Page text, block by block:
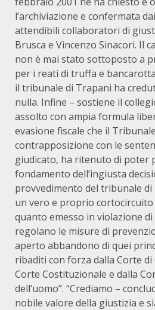
l’archiviazione e confermata
attendibili collaboratori di
Brusca e Vincenzo Sinacori. Il
non è mai stato sottoposto a
per i reati di truffa e
il tribunale di Trapani ha
nulla. Infine – sostiene il
assolto con ampia formula
evasione fiscale che il
contrapposizione con le
giudicato, ha ritenuto di poter
fondamento dell’ingiusta
provvedimento del tribunale
un vero e proprio
quanto emesso in violazione
regolano le misure di
aperto abbandono di quei
ribaditi con forza dalla Corte di
Corte Costituzionale e dalla
dell’uomo”. “Crediamo –
nobile valore della giustizia e